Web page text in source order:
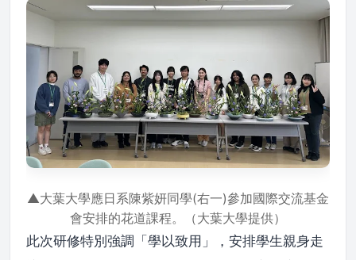
▲大葉大學應日系陳紫妍同學(右一)參加國際交流基金
會安排的花道課程。（大葉大學提供）
此次研修特別強調「學以致用」，安排學生親身走